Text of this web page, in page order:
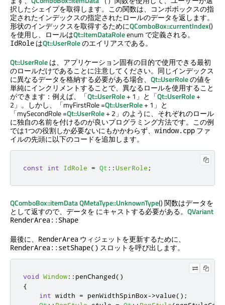
択したシェイプを取得します。この関数は、コンボボックスの指
定されたインデックスの指定されたロールのデータを返します。
形状のインデックスを取得するためにQComboBox::currentIndex()
を使用し、ロールはQt::ItemDataRoleenum で定義される。
IdRole はQt::UserRoleのエイリアスである。
Qt::UserRoleは、アプリケーション固有の目的で使用できる最初
のロールだけであることに注意してください。同じインデックス
に異なるデータを格納する必要がある場合、 Qt::UserRoleの値を
単純にインクリメントすることで、異なるロールを使用すること
ができます：例えば、「Qt::UserRole+ 1」と「Qt::UserRole+
2」。しかし、「myFirstRole =Qt::UserRole+ 1」と
「mySecondRole =Qt::UserRole+ 2」のように、それぞれのロール
に独自の名前を付けるのが良いプログラミング方法です。この例
では1つの役割しか必要ないにもかかわらず、 window.cpp ファ
イルの先頭に以下のコードを追加します。
const int IdRole = Qt ::UserRole ;
QComboBox::itemDataQMetaType::UnknownType() 関数はデータを
として返すので、データを にキャストする必要がある。 QVariant
RenderArea::Shape
最後に、 RenderArea ウィジェットを更新するために、
RenderArea::setShape() スロットを呼び出します。
void Window:: penChanged()
{
int width = penWidthSpinBox->value();